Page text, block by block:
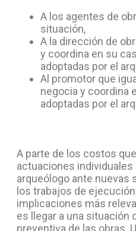
A los agentes de
situación,
A la dirección de
y coordina en su
adoptadas por el
Al promotor que
negocia y coordina
adoptadas por el
A parte de los costos
actuaciones individuales
arqueólogo ante nuevas
los trabajos de
implicaciones más
es llegar a una situación
preventiva de las obras.